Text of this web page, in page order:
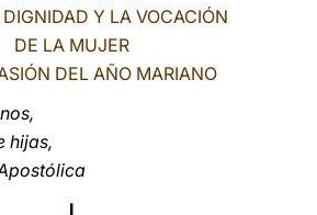
DIGNIDAD Y LA VOCACIÓN
DE LA MUJER
DEL AÑO MARIANO
hijas,
I